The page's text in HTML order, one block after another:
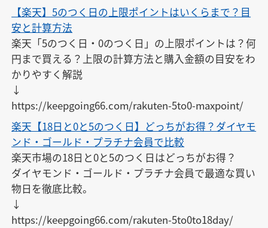
【楽天】5のつく日の上限ポイントはいくらまで？目
安と計算方法
楽天「5のつく日・0のつく日」の上限ポイントは？何
円まで買える？上限の計算方法と購入金額の目安をわ
かりやすく解説
↓
https://keepgoing66.com/rakuten-5to0-maxpoint/
楽天【18日と0と5のつく日】どっちがお得？ダイヤモ
ンド・ゴールド・プラチナ会員で比較
楽天市場の18日と0と5のつく日はどっちがお得？
ダイヤモンド・ゴールド・プラチナ会員で最適な買い
物日を徹底比較。
↓
https://keepgoing66.com/rakuten-5to0to18day/